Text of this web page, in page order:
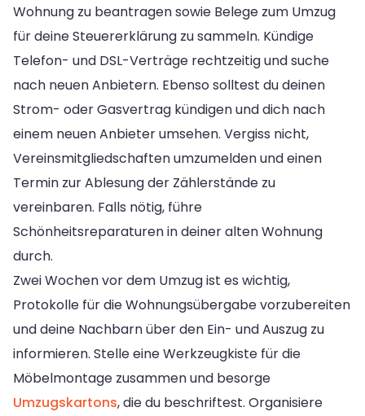
Wohnung zu beantragen sowie Belege zum Umzug
für deine Steuererklärung zu sammeln. Kündige
Telefon- und DSL-Verträge rechtzeitig und suche
nach neuen Anbietern. Ebenso solltest du deinen
Strom- oder Gasvertrag kündigen und dich nach
einem neuen Anbieter umsehen. Vergiss nicht,
Vereinsmitgliedschaften umzumelden und einen
Termin zur Ablesung der Zählerstände zu
vereinbaren. Falls nötig, führe
Schönheitsreparaturen in deiner alten Wohnung
durch.
Zwei Wochen vor dem Umzug ist es wichtig,
Protokolle für die Wohnungsübergabe vorzubereiten
und deine Nachbarn über den Ein- und Auszug zu
informieren. Stelle eine Werkzeugkiste für die
Möbelmontage zusammen und besorge
Umzugskartons, die du beschriftest. Organisiere